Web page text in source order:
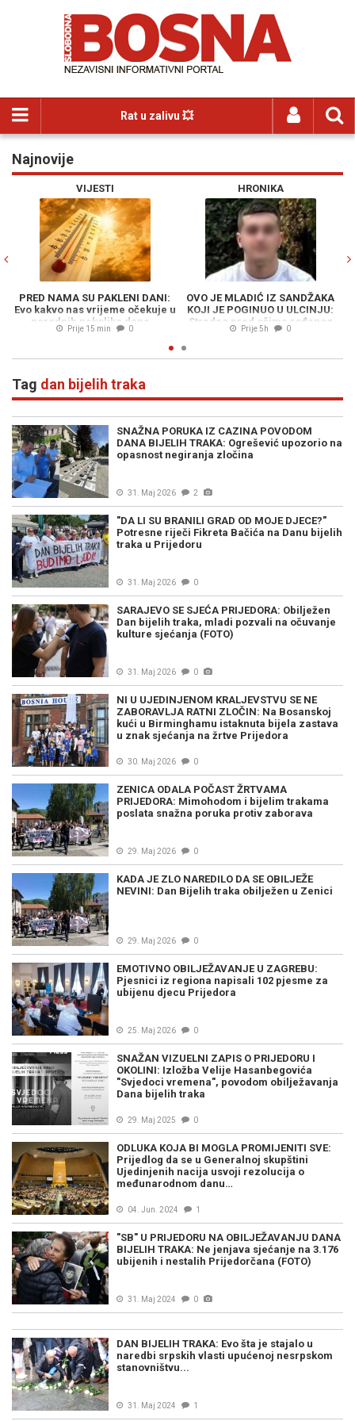
Rat u zalivu 💥
Najnovije
VIJESTI
PRED NAMA SU PAKLENI DANI:
Evo kakvo nas vrijeme očekuje u
narednih nekoliko dana...
Prije 15 min 0
HRONIKA
OVO JE MLADIĆ IZ SANDŽAKA
KOJI JE POGINUO U ULCINJU:
Stradao pred očima rođenog
brata - Osumnjičeni vozio
DROGIRAN i izazvao nesreću
Prije 5h 0
Tag dan bijelih traka
SNAŽNA PORUKA IZ CAZINA POVODOM
DANA BIJELIH TRAKA: Ogrešević upozorio na
opasnost negiranja zločina
31. Maj 2026 2
"DA LI SU BRANILI GRAD OD MOJE DJECE?"
Potresne riječi Fikreta Bačića na Danu bijelih
traka u Prijedoru
31. Maj 2026 0
SARAJEVO SE SJEĆA PRIJEDORA: Obilježen
Dan bijelih traka, mladi pozvali na očuvanje
kulture sjećanja (FOTO)
31. Maj 2026 0
NI U UJEDINJENOM KRALJEVSTVU SE NE
ZABORAVLJA RATNI ZLOČIN: Na Bosanskoj
kući u Birminghamu istaknuta bijela zastava
u znak sjećanja na žrtve Prijedora
30. Maj 2026 0
ZENICA ODALA POČAST ŽRTVAMA
PRIJEDORA: Mimohodom i bijelim trakama
poslata snažna poruka protiv zaborava
29. Maj 2026 0
KADA JE ZLO NAREDILO DA SE OBILJEŽE
NEVINI: Dan Bijelih traka obilježen u Zenici
29. Maj 2026 0
EMOTIVNO OBILJEŽAVANJE U ZAGREBU:
Pjesnici iz regiona napisali 102 pjesme za
ubijenu djecu Prijedora
25. Maj 2026 0
SNAŽAN VIZUELNI ZAPIS O PRIJEDORU I
OKOLINI: Izložba Velije Hasanbegovića
"Svjedoci vremena", povodom obilježavanja
Dana bijelih traka
29. Maj 2025 0
ODLUKA KOJA BI MOGLA PROMIJENITI SVE:
Prijedlog da se u Generalnoj skupštini
Ujedinjenih nacija usvoji rezolucija o
međunarodnom danu…
04. Jun. 2024 1
"SB" U PRIJEDORU NA OBILJEŽAVANJU DANA
BIJELIH TRAKA: Ne jenjava sjećanje na 3.176
ubijenih i nestalih Prijedorčana (FOTO)
31. Maj 2024 0
DAN BIJELIH TRAKA: Evo šta je stajalo u
naredbi srpskih vlasti upućenoj nesrpskom
stanovništvu...
31. Maj 2024 1